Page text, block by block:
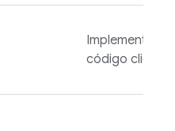
Implementa tu
código cliente